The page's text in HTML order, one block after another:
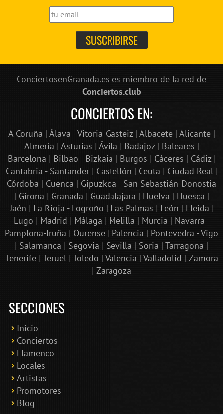
ConciertosenGranada.es es miembro de la red de
Conciertos.club
CONCIERTOS EN:
A Coruña | Álava - Vitoria-Gasteiz| Albacete| Alicante|
Almería | Asturias | Ávila | Badajoz| Baleares |
Barcelona | Bilbao - Bizkaia | Burgos | Cáceres | Cádiz|
Cantabria - Santander| Castellón | Ceuta | Ciudad Real|
Córdoba | Cuenca | Gipuzkoa - San Sebastián-Donostia
| Girona | Granada | Guadalajara | Huelva | Huesca |
Jaén | La Rioja - Logroño | Las Palmas | León | Lleida |
Lugo | Madrid | Málaga | Melilla | Murcia | Navarra -
Pamplona-Iruña | Ourense | Palencia | Pontevedra - Vigo
| Salamanca | Segovia | Sevilla | Soria | Tarragona |
Tenerife| Teruel| Toledo | Valencia | Valladolid | Zamora
| Zaragoza
SECCIONES
Inicio
Conciertos
Flamenco
Locales
Artistas
Promotores
Blog